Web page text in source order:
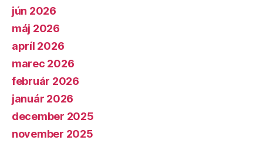
jún 2026
máj 2026
apríl 2026
marec 2026
február 2026
január 2026
december 2025
november 2025